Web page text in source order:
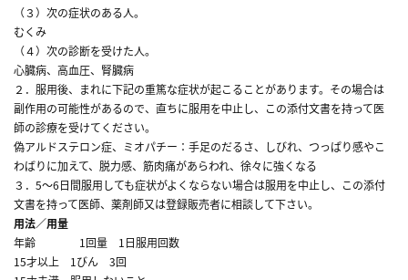
（３）次の症状のある人。
むくみ
（４）次の診断を受けた人。
心臓病、高血圧、腎臓病
２．服用後、まれに下記の重篤な症状が起こることがあります。その場合は
副作用の可能性があるので、直ちに服用を中止し、この添付文書を持って医
師の診療を受けてください。
偽アルドステロン症、ミオパチー：手足のだるさ、しびれ、つっぱり感やこ
わばりに加えて、脱力感、筋肉痛があらわれ、徐々に強くなる
３．5～6日間服用しても症状がよくならない場合は服用を中止し、この添付
文書を持って医師、薬剤師又は登録販売者に相談して下さい。
用法／用量
年齢 1回量 1日服用回数
15才以上 1びん 3回